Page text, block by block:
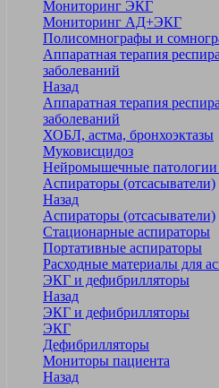
Мониторинг ЭКГ
Мониторинг АД+ЭКГ
Полисомнографы и
Аппаратная терапия
заболеваний
Назад
Аппаратная терапия
заболеваний
ХОБЛ, астма, бронхоэктазы
Муковисцидоз
Нейромышечные
Аспираторы (отсасыватели)
Назад
Аспираторы (отсасыватели)
Стационарные аспираторы
Портативные аспираторы
Расходные материалы для
ЭКГ и дефибрилляторы
Назад
ЭКГ и дефибрилляторы
ЭКГ
Дефибрилляторы
Мониторы пациента
Назад